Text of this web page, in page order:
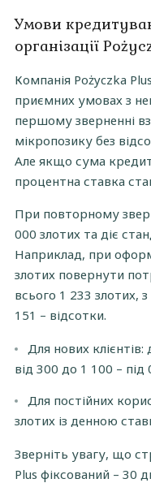
Умови
Вимоги
Документи для
мікрокредит
Покрокова
Умови
організації
Компанія Pożyczka
приємних умовах з
першому зверненні
мікропозику без
Але якщо сума
процентна ставка
При повторному
000 злотих та діє
Наприклад, при
злотих повернути
всього 1 233 злотих,
151 – відсотки.
Для нових
від 300 до 1 100 – під
Для постійних
злотих із денною
Зверніть увагу, що
Plus фіксований – 30